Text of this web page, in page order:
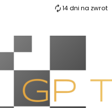
14 dni na zwrot